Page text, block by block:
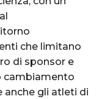
che limitano
di sponsor e
cambiamento
anche gli atleti di